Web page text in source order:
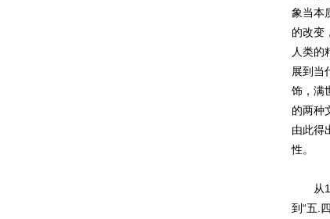
象当本
的改变
人类的
展到当
饰，满
的两种
由此得
性。
从
到“五.